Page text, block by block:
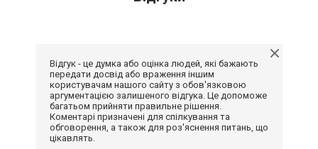
Відгук - це думка або оцінка людей, які бажають
передати досвід або враження іншим
користувачам нашого сайту з обов'язковою
аргументацією залишеного відгука. Це допоможе
багатьом прийняти правильне рішення.
Коментарі призначені для спілкування та
обговорення, а також для роз'яснення питань, що
цікавлять.